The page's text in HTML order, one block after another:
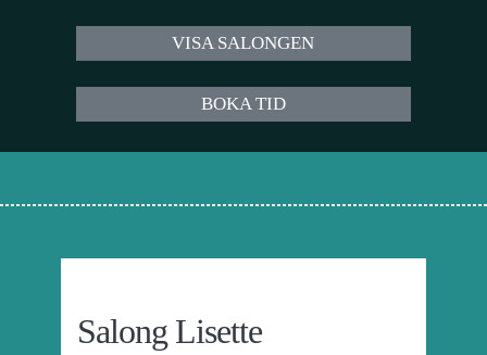
VISA SALONGEN
BOKA TID
Salong Lisette